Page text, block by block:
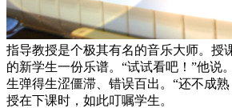
指导教授是个极其有名的音乐大师。授
的新学生一份乐谱。“试试看吧！”他说
生弹得生涩僵滞、错误百出。“还不成
授在下课时，如此叮嘱学生。